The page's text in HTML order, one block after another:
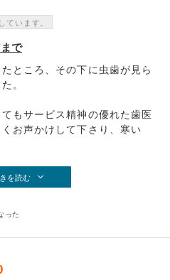
ています。
で
ところ、その下に虫歯が見ら
。
もサービス精神の優れた歯医
お声かけして下さり、寒い
を読む
った